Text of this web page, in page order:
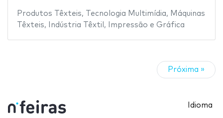
Produtos Têxteis, Tecnologia Multimídia, Máquinas
Têxteis, Indústria Têxtil , Impressão e Gráfica
Próxima »
Idioma